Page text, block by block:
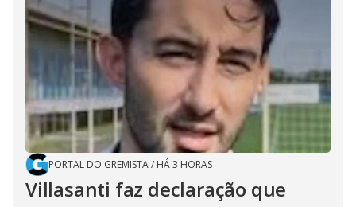
PORTAL DO GREMISTA/ HÁ 3 HORAS
Villasanti faz declaração que